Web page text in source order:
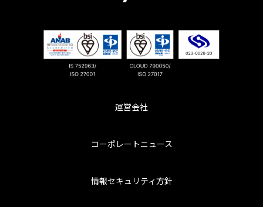
運営会社
コーポレートニュース
情報セキュリティ方針